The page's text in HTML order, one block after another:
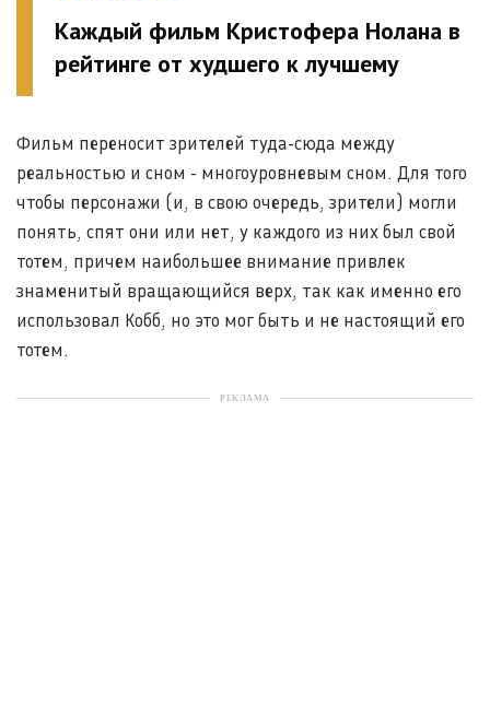
Каждый фильм Кристофера Нолана в
рейтинге от худшего к лучшему
Фильм переносит зрителей туда-сюда между
реальностью и сном - многоуровневым сном. Для того
чтобы персонажи (и, в свою очередь, зрители) могли
понять, спят они или нет, у каждого из них был свой
тотем, причем наибольшее внимание привлек
знаменитый вращающийся верх, так как именно его
использовал Кобб, но это мог быть и не настоящий его
тотем.
РЕКЛАМА